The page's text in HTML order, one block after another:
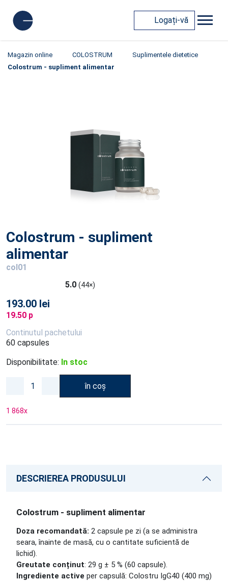
Logați-vă
Magazin online COLOSTRUM
Suplimentele dietetice
Colostrum - supliment alimentar
Colostrum - supliment
alimentar
col01
5.0 (44×)
193.00 lei
19.50 p
Continutul pachetului
60 capsules
Disponibilitate: In stoc
în coș
1 868x
DESCRIEREA PRODUSULUI
Colostrum - supliment alimentar
Doza recomandată: 2 capsule pe zi (a se administra
seara, înainte de masă, cu o cantitate suficientă de
lichid).
Greutate conținut: 29 g ± 5 % (60 capsule).
Ingrediente active per capsulă: Colostru IgG40 (400 mg)